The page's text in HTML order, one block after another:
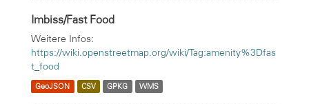
Imbiss/Fast Food
Weitere Infos:
https://wiki.openstreetmap.org/wiki/Tag:amenity%3Dfas
t_food
GeoJSON CSV GPKG WMS